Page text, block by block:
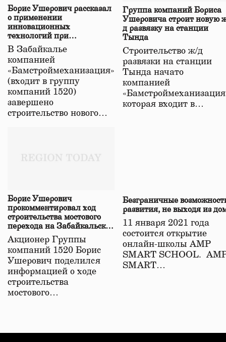
Борис Ушерович рассказал
о применении
инновационных
технологий при
строительстве нового моста
в Забайкалье
В Забайкалье
компанией
«Бамстроймеханизация»
(входит в группу
компаний 1520)
завершено
строительство нового…
Группа компаний Бориса
Ушеровича строит новую
д развязку на станции
Тында
Строительство ж/д
развязки на станции
Тында начато
компанией
которая входит в…
Борис Ушерович
прокомментировал ход
строительства мостового
перехода на Забайкальской
железной дороге
Акционер Группы
компаний 1520 Борис
Ушерович поделился
информацией о ходе
строительства
мостового…
Безграничные
развития, не выходя из
11 января 2021 года
состоится открытие
онлайн-школы АМР
SMART SCHOOL.
SMART…